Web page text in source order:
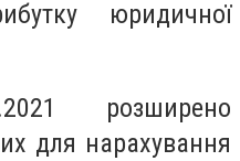
юридичної
розширено
для нарахування